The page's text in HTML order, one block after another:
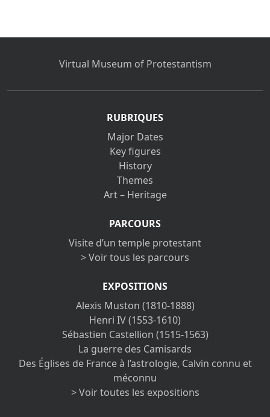
Virtual Museum of Protestantism
RUBRIQUES
Major Dates
Key figures
History
Themes
Art – Heritage
PARCOURS
Visite d’un temple protestant
> Voir tous les parcours
EXPOSITIONS
Alexis Muston (1810-1888)
Henri IV (1553-1610)
Sébastien Castellion (1515-1563)
La guerre des Camisards
Des Églises de France à l’astrologie, Calvin connu et
méconnu
> Voir toutes les expositions